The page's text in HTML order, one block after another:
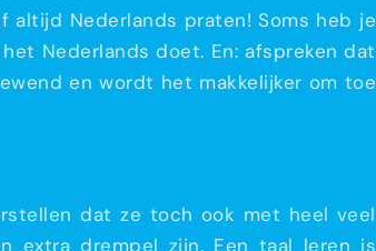
altijd Nederlands praten! Soms heb je
Nederlands doet. En: afspreken dat
en wordt het makkelijker om toe
dat ze toch ook met heel veel
extra drempel zijn. Een taal leren is